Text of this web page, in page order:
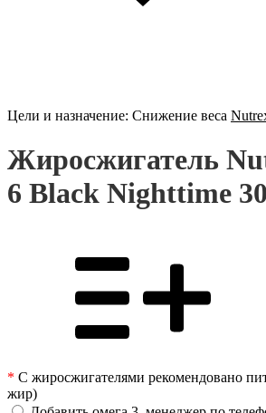
Цели и назначение: Снижение веса
Жиросжигатель
6 Black Nighttime
* С жиросжигателями рекомендовано
жир)